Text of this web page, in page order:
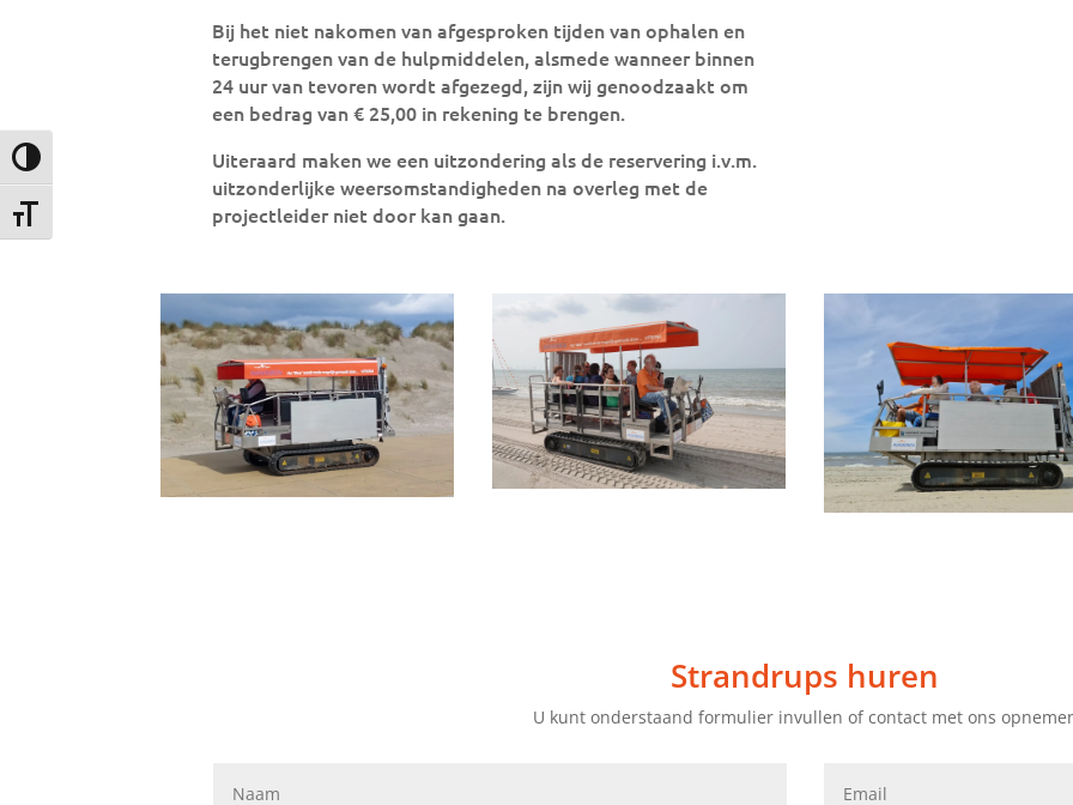
Keuze voor hoog contrast
Kies grootte van het lettertype
Bij het niet nakomen van afgesproken tijden van ophalen en
terugbrengen van de hulpmiddelen, alsmede wanneer binnen
24 uur van tevoren wordt afgezegd, zijn wij genoodzaakt om
een bedrag van € 25,00 in rekening te brengen.
Uiteraard maken we een uitzondering als de reservering i.v.m.
uitzonderlijke weersomstandigheden na overleg met de
projectleider niet door kan gaan.
Strandrups huren
U kunt onderstaand formulier invullen of contact met ons